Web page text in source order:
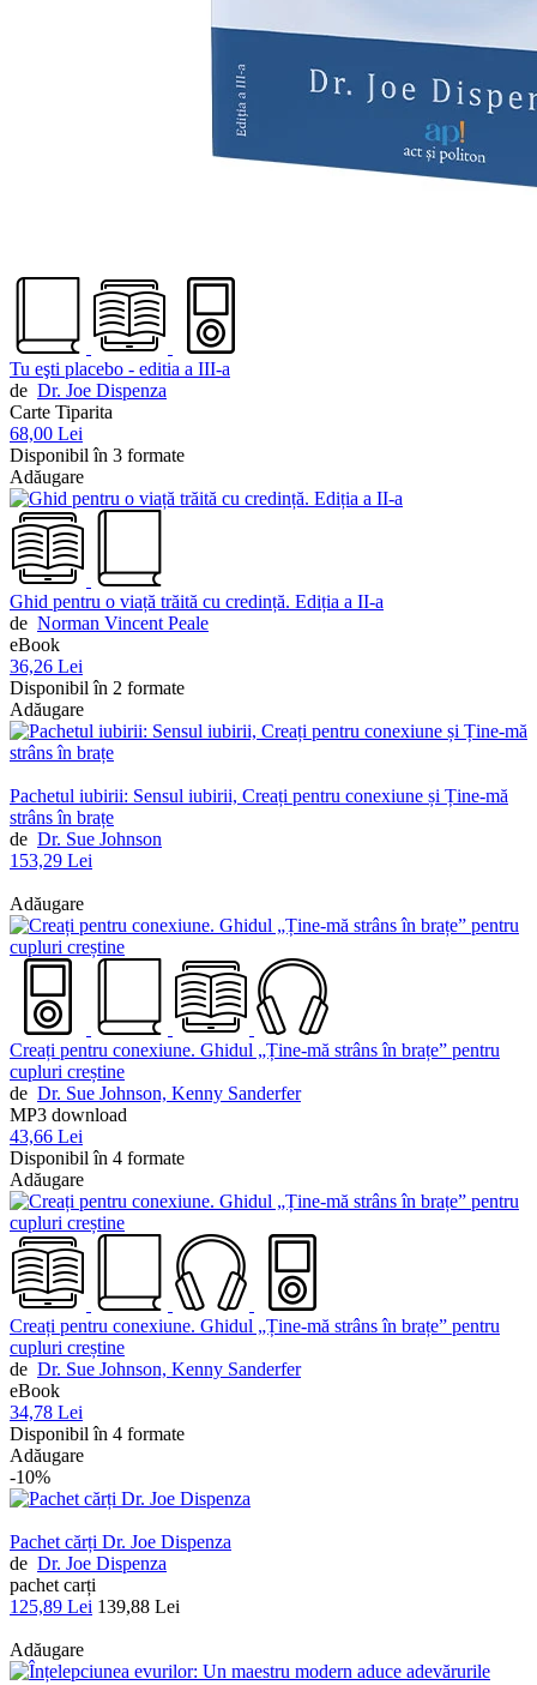
Tu eşti placebo - editia a III-a
de Dr. Joe Dispenza
Carte Tiparita
68,00 Lei
Disponibil în 3 formate
Adăugare
Ghid pentru o viață trăită cu credință. Ediția a II-a
de Norman Vincent Peale
eBook
36,26 Lei
Disponibil în 2 formate
Adăugare
Pachetul iubirii: Sensul iubirii, Creați pentru conexiune și Ține-mă
strâns în brațe
de Dr. Sue Johnson
153,29 Lei
Adăugare
Creați pentru conexiune. Ghidul „Ține-mă strâns în brațe” pentru
cupluri creștine
de Dr. Sue Johnson, Kenny Sanderfer
MP3 download
43,66 Lei
Disponibil în 4 formate
Adăugare
Creați pentru conexiune. Ghidul „Ține-mă strâns în brațe” pentru
cupluri creștine
de Dr. Sue Johnson, Kenny Sanderfer
eBook
34,78 Lei
Disponibil în 4 formate
Adăugare
-10%
Pachet cărți Dr. Joe Dispenza
de Dr. Joe Dispenza
pachet carți
125,89 Lei 139,88 Lei
Adăugare